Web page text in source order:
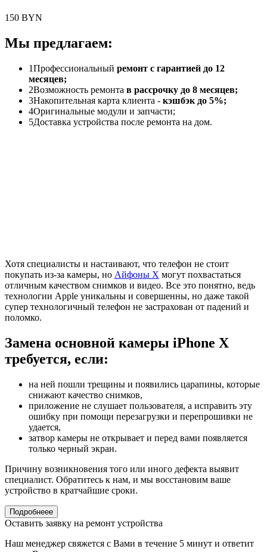
150 BYN
Мы предлагаем:
1Профессиональный ремонт с гарантией до 12
месяцев;
2Возможность ремонта в рассрочку до 8 месяцев;
3Накопительная карта клиента - кэшбэк до 5%;
4Оригинальные модули и запчасти;
5Доставка устройства после ремонта на дом.
Хотя специалисты и настаивают, что телефон не стоит
покупать из-за камеры, но Айфоны X могут похвастаться
отличным качеством снимков и видео. Все это понятно, ведь
технологии Apple уникальны и совершенны, но даже такой
супер технологичный телефон не застрахован от падений и
поломко.
Замена основной камеры iPhone X
требуется, если:
на ней пошли трещины и появились царапины, которые
снижают качество снимков,
приложение не слушает пользователя, а исправить эту
ошибку при помощи перезагрузки и перепрошивки не
удается,
затвор камеры не открывает и перед вами появляется
только черный экран.
Причину возникновения того или иного дефекта выявит
специалист. Обратитесь к нам, и мы восстановим ваше
устройство в кратчайшие сроки.
Подробнеее
Оставить заявку на ремонт устройства
Наш менеджер свяжется с Вами в течение 5 минут и ответит